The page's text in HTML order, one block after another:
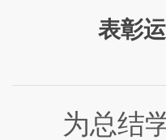
表彰
为总结